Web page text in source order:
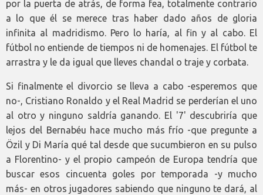
por la puerta de atrás, de forma fea, totalmente contrario
a lo que él se merece tras haber dado años de gloria
infinita al madridismo. Pero lo haría, al fin y al cabo. El
fútbol no entiende de tiempos ni de homenajes. El fútbol te
arrastra y le da igual que lleves chandal o traje y corbata.
Si finalmente el divorcio se lleva a cabo -esperemos que
no-, Cristiano Ronaldo y el Real Madrid se perderían el uno
al otro y ninguno saldría ganando. El '7' descubriría que
lejos del Bernabéu hace mucho más frío -que pregunte a
Özil y Di María qué tal desde que sucumbieron en su pulso
a Florentino- y el propio campeón de Europa tendría que
buscar esos cincuenta goles por temporada -y mucho
más- en otros jugadores sabiendo que ninguno te dará, al